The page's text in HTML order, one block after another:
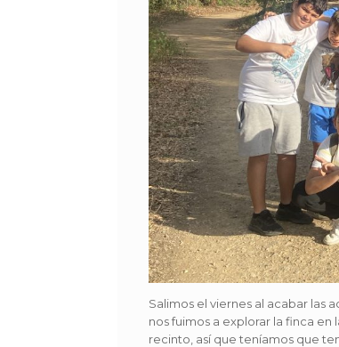
Salimos el viernes al acabar las
nos fuimos a explorar la finca
recinto, así que teníamos que